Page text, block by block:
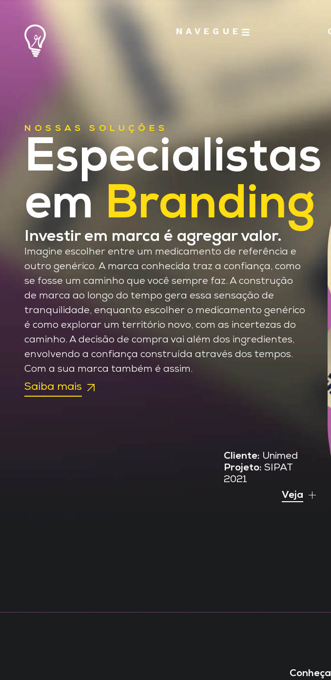
NAVEGUE
NOSSAS SOLUÇÕES
Especialistas
em Branding
Investir em marca é agregar valor.
Imagine escolher entre um medicamento de referência e
outro genérico. A marca conhecida traz a confiança, como
se fosse um caminho que você sempre faz. A construção
de marca ao longo do tempo gera essa sensação de
tranquilidade, enquanto escolher o medicamento genérico
é como explorar um território novo, com as incertezas do
caminho. A decisão de compra vai além dos ingredientes,
envolvendo a confiança construída através dos tempos.
Com a sua marca também é assim.
Saiba mais
Cliente: Unimed
Projeto: SIPAT
2021
Veja